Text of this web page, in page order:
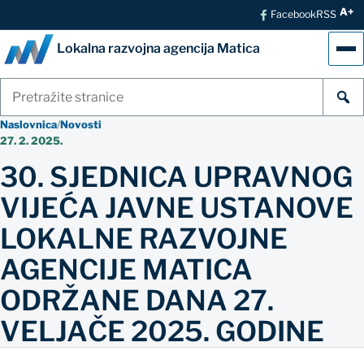
FacebookRSS A+
Lokalna razvojna agencija Matica
Naslovnica/Novosti
27. 2. 2025.
30. SJEDNICA UPRAVNOG
VIJEĆA JAVNE USTANOVE
LOKALNE RAZVOJNE
AGENCIJE MATICA
ODRŽANE DANA 27.
VELJAČE 2025. GODINE